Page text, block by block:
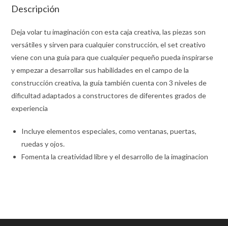
Descripción
Deja volar tu imaginación con esta caja creativa, las piezas son
versátiles y sirven para cualquier construcción, el set creativo
viene con una guía para que cualquier pequeño pueda inspirarse
y empezar a desarrollar sus habilidades en el campo de la
construcción creativa, la guía también cuenta con 3 niveles de
dificultad adaptados a constructores de diferentes grados de
experiencia
Incluye elementos especiales, como ventanas, puertas,
ruedas y ojos.
Fomenta la creatividad libre y el desarrollo de la imaginacion